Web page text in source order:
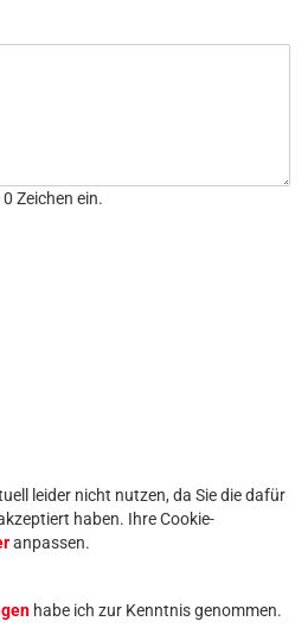
Zeichen ein.
leider nicht nutzen, da Sie die dafür
haben. Ihre Cookie-
anpassen.
habe ich zur Kenntnis genommen.